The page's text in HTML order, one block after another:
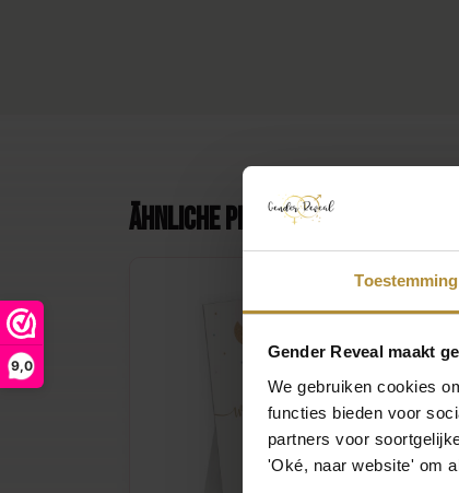
Toestemming
Gender Reveal maakt
We gebruiken cookies
functies bieden voor
partners voor
'Oké, naar website' om
9,0
Ähnliche Produkte